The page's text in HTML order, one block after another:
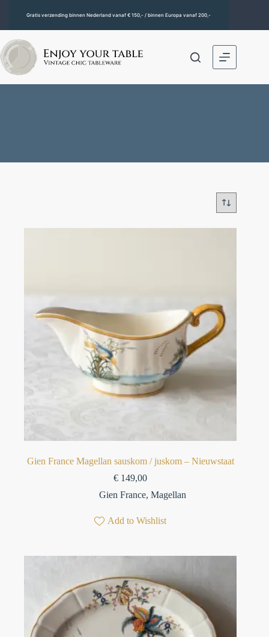
Gratis verzending binnen Nederland vanaf € 150,- / binnen Europa vanaf 200,-
Gien France Magellan sauskom / juskom – Nieuwstaat
€ 149,00
Gien France, Magellan
Add to Wishlist